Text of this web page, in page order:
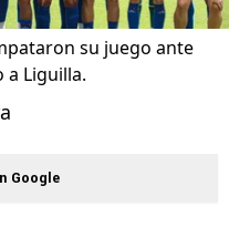
su juego ante
a Liguilla.
Google